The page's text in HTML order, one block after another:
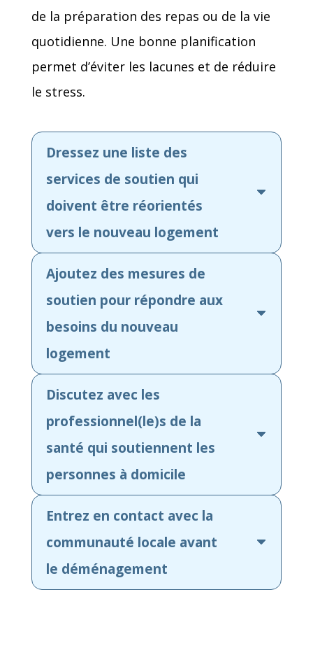
de la préparation des repas ou de la vie
quotidienne. Une bonne planification
permet d’éviter les lacunes et de réduire
le stress.
Dressez une liste des
services de soutien qui
doivent être réorientés
vers le nouveau logement
Ajoutez des mesures de
soutien pour répondre aux
besoins du nouveau
logement
Discutez avec les
professionnel(le)s de la
santé qui soutiennent les
personnes à domicile
Entrez en contact avec la
communauté locale avant
le déménagement